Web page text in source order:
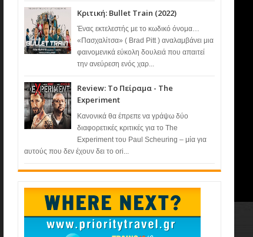
Κριτική: Bullet Train (2022)
Ένας εκτελεστής με το κωδικό όνομα…
«Πασχαλίτσα» ( Brad Pitt ) αναλαμβάνει μια
φαινομενικά εύκολη δουλειά που απαιτεί
την ανεύρεση ενός χαρ...
Review: Το Πείραμα - The
Experiment
Κανονικά θα έπρεπε να γράψω δύο
διαφορετικές κριτικές για το The
Experiment του Paul Scheuring – μία για
αυτούς που δεν έχουν δει το ori...